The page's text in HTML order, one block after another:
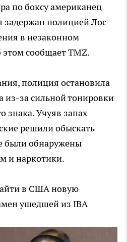
по боксу американец
задержан полицией Лос-
в незаконном
сообщает TMZ.
полиция остановила
из-за сильной тонировки
знака. Учуяв запах
решили обыскать
были обнаружены
и наркотики.
в США новую
ушедшей из IBA